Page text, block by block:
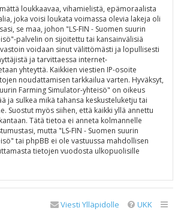
loukkaavaa, vihamielistä, epämoraalista
joka voisi loukata voimassa olevia lakeja oli
se maa, johon "LS-FIN - Suomen suurin
palvelin on sijoitettu tai kansainvälisiä
voidaan sinut välittömästi ja lopullisesti
ja tarvittaessa internet-
yhteyttä. Kaikkien viestien IP-osoite
noudattamisen tarkkailua varten. Hyväksyt,
Farming Simulator-yhteisö" on oikeus
ja sulkea mikä tahansa keskusteluketju tai
Suostut myös siihen, että kaikki yllä annettu
Tätä tietoa ei anneta kolmannelle
mutta "LS-FIN - Suomen suurin
tai phpBB ei ole vastuussa mahdollisen
tietojen vuodosta ulkopuolisille
UKK
Viesti Ylläpidolle